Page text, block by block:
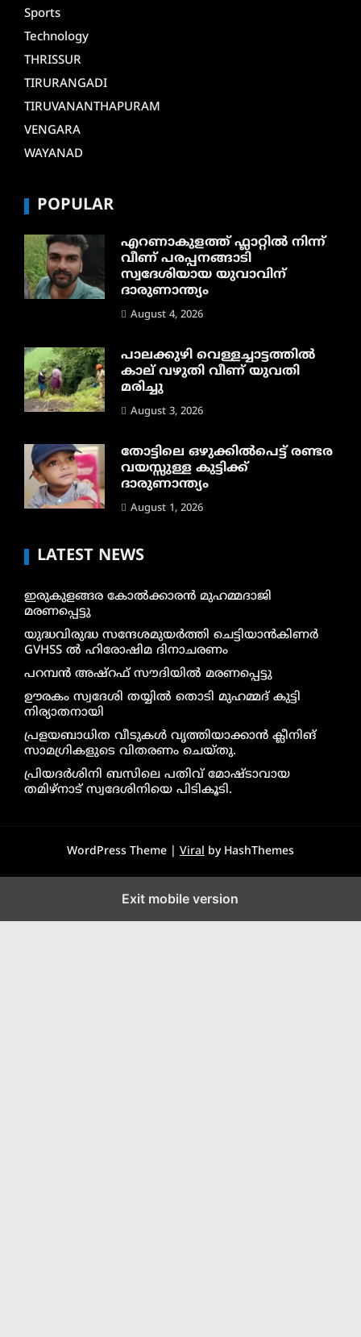
Sports
Technology
THRISSUR
TIRURANGADI
TIRUVANANTHAPURAM
VENGARA
WAYANAD
POPULAR
എറണാകുളത്ത് ഫ്ലാറ്റിൽ നിന്ന്
വീണ് പരപ്പനങ്ങാടി
സ്വദേശിയായ യുവാവിന്
ദാരുണാന്ത്യം
August 4, 2026
പാലക്കുഴി വെള്ളച്ചാട്ടത്തില്‍
കാല് വഴുതി വീണ് യുവതി
മരിച്ചു
August 3, 2026
തോട്ടിലെ ഒഴുക്കിൽപെട്ട് രണ്ടര
വയസ്സുള്ള കുട്ടിക്ക്
ദാരുണാന്ത്യം
August 1, 2026
LATEST NEWS
ഇരുകുളങ്ങര കോൽക്കാരൻ മുഹമ്മദാജി
മരണപ്പെട്ടു
യുദ്ധവിരുദ്ധ സന്ദേശമുയർത്തി ചെട്ടിയാൻകിണർ
GVHSS ൽ ഹിരോഷിമ ദിനാചരണം
പറമ്പൻ അഷ്‌റഫ് സൗദിയിൽ മരണപ്പെട്ടു
ഊരകം സ്വദേശി തയ്യിൽ തൊടി മുഹമ്മദ് കുട്ടി
നിര്യാതനായി
പ്രളയബാധിത വീടുകൾ വൃത്തിയാക്കാൻ ക്ലീനിങ്
സാമഗ്രികളുടെ വിതരണം ചെയ്തു.
പ്രിയദർശിനി ബസിലെ പതിവ് മോഷ്ടാവായ
തമിഴ്നാട് സ്വദേശിനിയെ പിടികൂടി.
WordPress Theme | Viral by HashThemes
Exit mobile version